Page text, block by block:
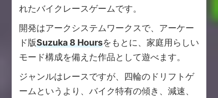
れたバイクレースゲームです。
開発はアークシステムワークスで、アーケー
ド版Suzuka 8 Hoursをもとに、家庭用らしい
モード構成を備えた作品として遊べます。
ジャンルはレースですが、四輪のドリフトゲ
ームというより、バイク特有の傾き、減速、